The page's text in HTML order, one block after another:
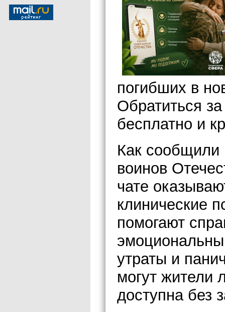
погибших в
Обратиться
бесплатно и
Как
воинов
чате
клинические
помогают
утраты и
могут жители
доступна без